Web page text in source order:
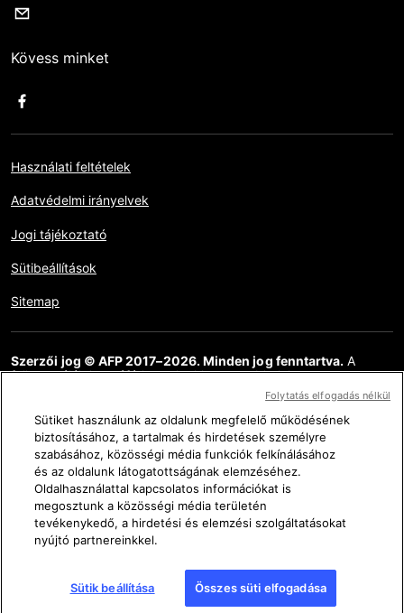
Kövess minket
Használati feltételek
Adatvédelmi irányelvek
Jogi tájékoztató
Sütibeállítások
Sitemap
Szerzői jog © AFP 2017–2026. Minden jog fenntartva. A
felhasználók hozzáférhetnek ehhez a webhelyhez,
megtekinthetik azt, és használhatják az elérhető megosztási
funkciókat is, de kizárólag csak személyes, magán és nem
kereskedelmi célokra. Bármely egyéb felhasználás, különösen a
weboldal tartalmának bármilyen sokszorosítása, közlése vagy
terjesztése, részlegesen vagy teljesen, bármilyen más célra és /
vagy bármilyen más eszközzel, az AFP-vel megkötött külön
licencszerződés nélkül szigorúan tilos. Az AFP Ténykérdés
linkjein keresztül ábrázolt vagy mellékelt anyagot olyan
mértékben közöljük, amely az érintett információk
ellenőrzésének helyes megértéséhez szükséges. Az AFP nem
szerzett semmilyen jogot a harmadik fél tartalmának szerzőitől
vagy szerzői jogainak tulajdonosaitól, és ezzel kapcsolatban
Sütiket használunk az oldalunk megfelelő működésének
biztosításához, a tartalmak és hirdetések személyre
szabásához, közösségi média funkciók felkínálásához
és az oldalunk látogatottságának elemzéséhez.
Oldalhasználattal kapcsolatos információkat is
megosztunk a közösségi média területén
tevékenykedő, a hirdetési és elemzési szolgáltatásokat
nyújtó partnereinkkel.
Sütik beállítása Összes süti elfogadása
Folytatás elfogadás nélkül